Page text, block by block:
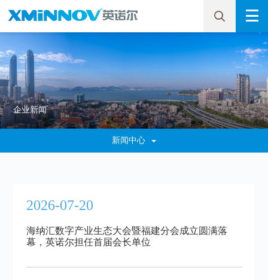
企业新闻
新闻中心
2026-07-20
海纳汇数字产业生态大会暨福建分会成立圆满落
幕，英诺尔担任首届会长单位